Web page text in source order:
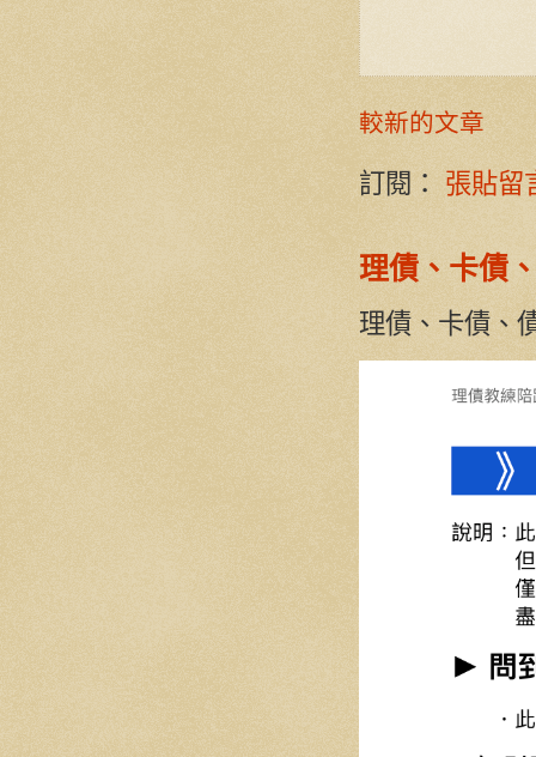
較新的文章
訂閱： 張貼留
理債、卡債
理債、卡債、